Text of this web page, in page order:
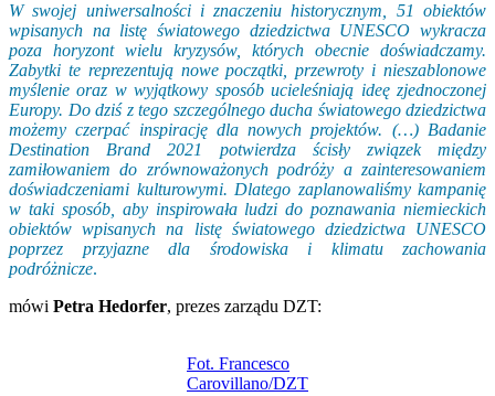
W swojej uniwersalności i znaczeniu historycznym, 51 obiektów
wpisanych na listę światowego dziedzictwa UNESCO wykracza
poza horyzont wielu kryzysów, których obecnie doświadczamy.
Zabytki te reprezentują nowe początki, przewroty i nieszablonowe
myślenie oraz w wyjątkowy sposób ucieleśniają ideę zjednoczonej
Europy. Do dziś z tego szczególnego ducha światowego dziedzictwa
możemy czerpać inspirację dla nowych projektów. (…) Badanie
Destination Brand 2021 potwierdza ścisły związek między
zamiłowaniem do zrównoważonych podróży a zainteresowaniem
doświadczeniami kulturowymi. Dlatego zaplanowaliśmy kampanię
w taki sposób, aby inspirowała ludzi do poznawania niemieckich
obiektów wpisanych na listę światowego dziedzictwa UNESCO
poprzez przyjazne dla środowiska i klimatu zachowania
podróżnicze.
mówi Petra Hedorfer, prezes zarządu DZT:
Fot. Francesco
Carovillano/DZT